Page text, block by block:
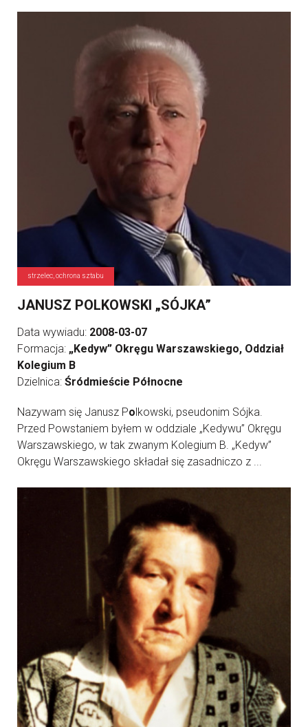
strzelec, ochrona sztabu
JANUSZ POLKOWSKI „SÓJKA”
Data wywiadu: 2008-03-07
Formacja: „Kedyw” Okręgu Warszawskiego, Oddział
Kolegium B
Dzielnica: Śródmieście Północne
Nazywam się Janusz Po lkowski, pseudonim Sójka.
Przed Powstaniem byłem w oddziale „Kedywu” Okręgu
Warszawskiego, w tak zwanym Kolegium B. „Kedyw”
Okręgu Warszawskiego składał się zasadniczo z ...